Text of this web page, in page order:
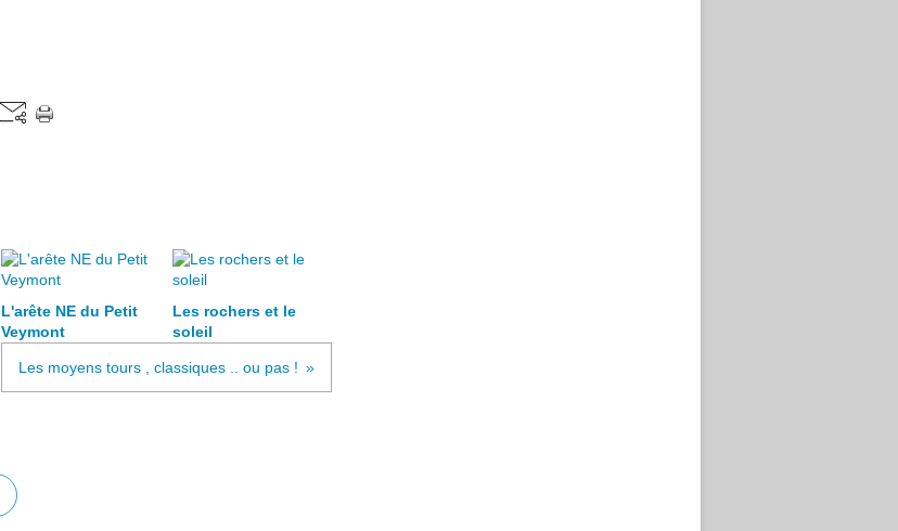
L'arête NE du Petit
Veymont
Les rochers et le
soleil
Les moyens tours , classiques .. ou pas !